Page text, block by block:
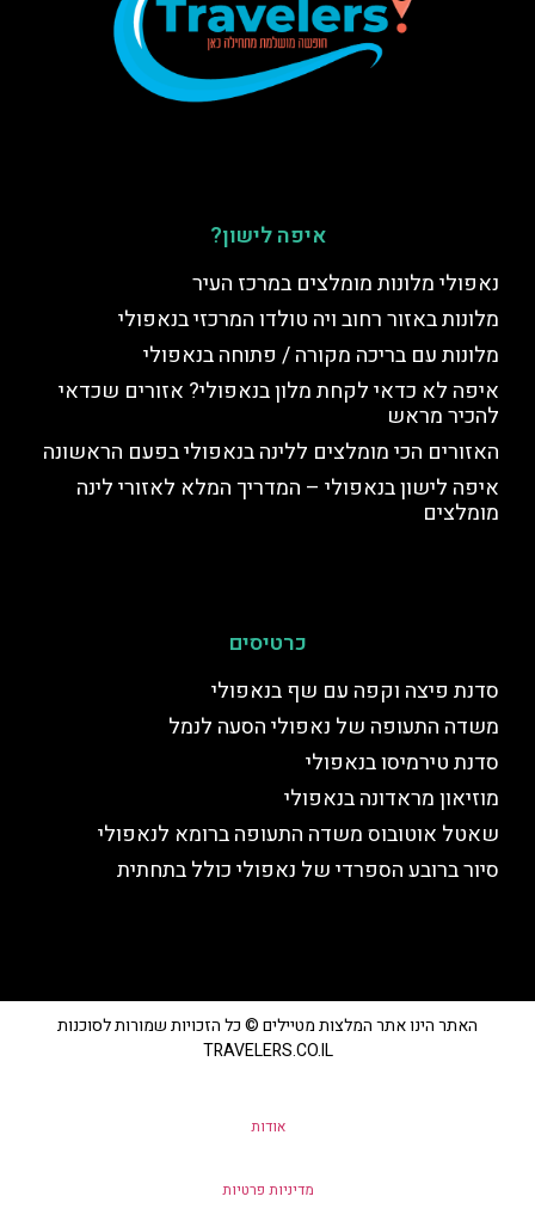
איפה לישון?
נאפולי מלונות מומלצים במרכז העיר
מלונות באזור רחוב ויה טולדו המרכזי בנאפולי
מלונות עם בריכה מקורה / פתוחה בנאפולי
איפה לא כדאי לקחת מלון בנאפולי? אזורים שכדאי
להכיר מראש
האזורים הכי מומלצים ללינה בנאפולי בפעם הראשונה
איפה לישון בנאפולי – המדריך המלא לאזורי לינה
מומלצים
כרטיסים
סדנת פיצה וקפה עם שף בנאפולי
משדה התעופה של נאפולי הסעה לנמל
סדנת טירמיסו בנאפולי
מוזיאון מראדונה בנאפולי
שאטל אוטובוס משדה התעופה ברומא לנאפולי
סיור ברובע הספרדי של נאפולי כולל בתחתית
האתר הינו אתר המלצות מטיילים © כל הזכויות שמורות לסוכנות
TRAVELERS.CO.IL
אודות
מדיניות פרטיות